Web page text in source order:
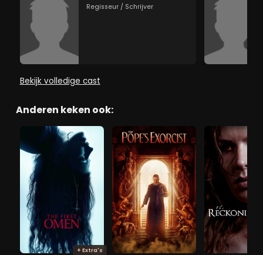
Regisseur / Schrijver
Bekijk volledige cast
Anderen keken ook:
+ Extra's